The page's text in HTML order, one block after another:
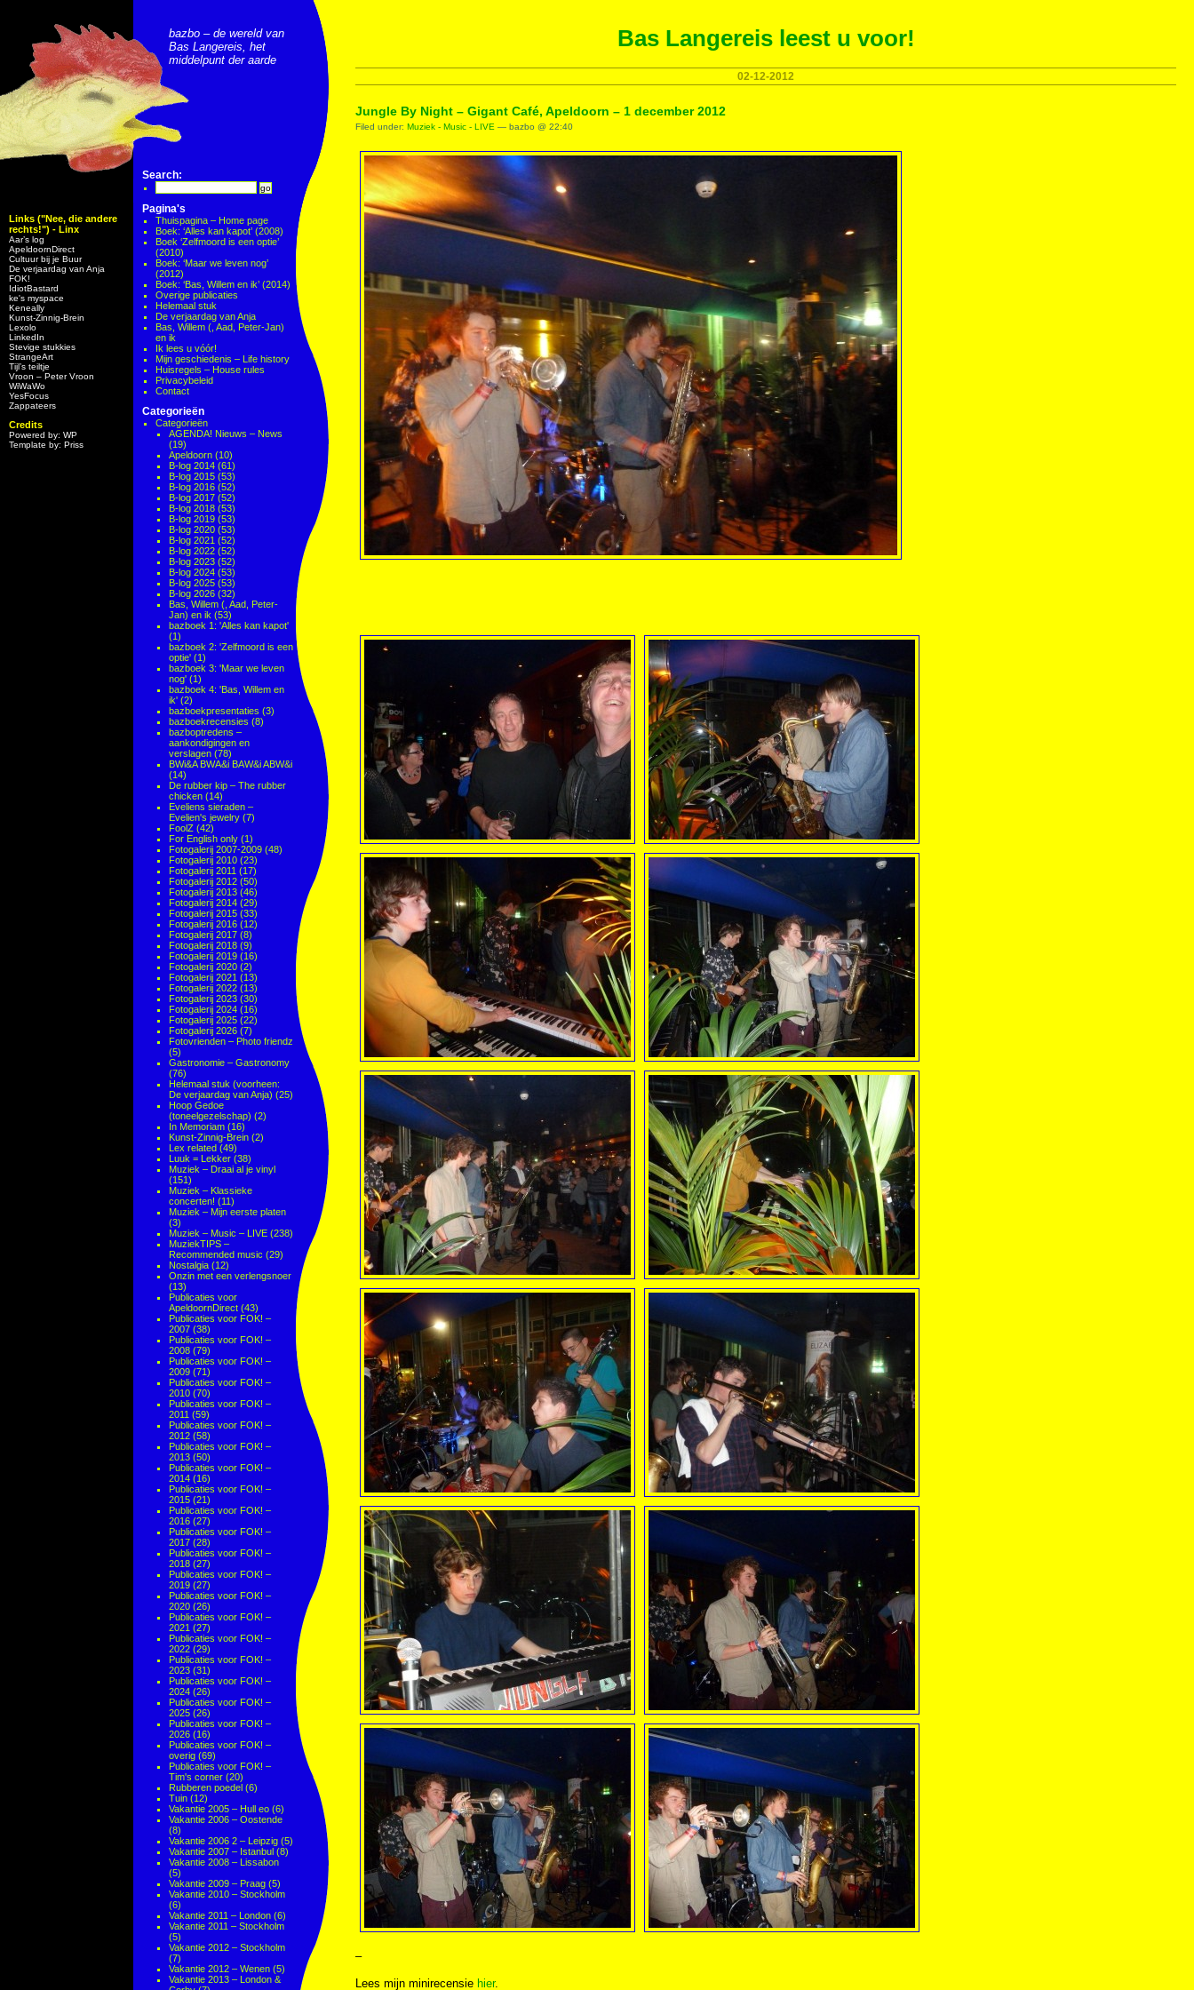
Links ("Nee, die andere
rechts!") - Linx
Aar’s log
ApeldoornDirect
Cultuur bij je Buur
De verjaardag van Anja
FOK!
IdiotBastard
ke's myspace
Keneally
Kunst-Zinnig-Brein
Lexolo
LinkedIn
Stevige stukkies
StrangeArt
Tijl’s teiltje
Vroon – Peter Vroon
WiWaWo
YesFocus
Zappateers
Credits
Powered by: WP
Template by: Priss
bazbo – de wereld van
Bas Langereis, het
middelpunt der aarde
Search:
Pagina's
Thuispagina – Home page
Boek: ‘Alles kan kapot’ (2008)
Boek ‘Zelfmoord is een optie’
(2010)
Boek: ‘Maar we leven nog’
(2012)
Boek: ‘Bas, Willem en ik’ (2014)
Overige publicaties
Helemaal stuk
De verjaardag van Anja
Bas, Willem (, Aad, Peter-Jan)
en ik
Ik lees u vóór!
Mijn geschiedenis – Life history
Huisregels – House rules
Privacybeleid
Contact
Categorieën
Categorieën
AGENDA! Nieuws – News
(19)
Apeldoorn (10)
B-log 2014 (61)
B-log 2015 (53)
B-log 2016 (52)
B-log 2017 (52)
B-log 2018 (53)
B-log 2019 (53)
B-log 2020 (53)
B-log 2021 (52)
B-log 2022 (52)
B-log 2023 (52)
B-log 2024 (53)
B-log 2025 (53)
B-log 2026 (32)
Bas, Willem (, Aad, Peter-
Jan) en ik (53)
bazboek 1: 'Alles kan kapot'
(1)
bazboek 2: 'Zelfmoord is een
optie' (1)
bazboek 3: 'Maar we leven
nog' (1)
bazboek 4: 'Bas, Willem en
ik' (2)
bazboekpresentaties (3)
bazboekrecensies (8)
bazboptredens –
aankondigingen en
verslagen (78)
BWi&A BWA&i BAW&i ABW&i
(14)
De rubber kip – The rubber
chicken (14)
Eveliens sieraden –
Evelien's jewelry (7)
FoolZ (42)
For English only (1)
Fotogalerij 2007-2009 (48)
Fotogalerij 2010 (23)
Fotogalerij 2011 (17)
Fotogalerij 2012 (50)
Fotogalerij 2013 (46)
Fotogalerij 2014 (29)
Fotogalerij 2015 (33)
Fotogalerij 2016 (12)
Fotogalerij 2017 (8)
Fotogalerij 2018 (9)
Fotogalerij 2019 (16)
Fotogalerij 2020 (2)
Fotogalerij 2021 (13)
Fotogalerij 2022 (13)
Fotogalerij 2023 (30)
Fotogalerij 2024 (16)
Fotogalerij 2025 (22)
Fotogalerij 2026 (7)
Fotovrienden – Photo friendz
(5)
Gastronomie – Gastronomy
(76)
Helemaal stuk (voorheen:
De verjaardag van Anja) (25)
Hoop Gedoe
(toneelgezelschap) (2)
In Memoriam (16)
Kunst-Zinnig-Brein (2)
Lex related (49)
Luuk = Lekker (38)
Muziek – Draai al je vinyl
(151)
Muziek – Klassieke
concerten! (11)
Muziek – Mijn eerste platen
(3)
Muziek – Music – LIVE (238)
MuziekTIPS –
Recommended music (29)
Nostalgia (12)
Onzin met een verlengsnoer
(13)
Publicaties voor
ApeldoornDirect (43)
Publicaties voor FOK! –
2007 (38)
Publicaties voor FOK! –
2008 (79)
Publicaties voor FOK! –
2009 (71)
Publicaties voor FOK! –
2010 (70)
Publicaties voor FOK! –
2011 (59)
Publicaties voor FOK! –
2012 (58)
Publicaties voor FOK! –
2013 (50)
Publicaties voor FOK! –
2014 (16)
Publicaties voor FOK! –
2015 (21)
Publicaties voor FOK! –
2016 (27)
Publicaties voor FOK! –
2017 (28)
Publicaties voor FOK! –
2018 (27)
Publicaties voor FOK! –
2019 (27)
Publicaties voor FOK! –
2020 (26)
Publicaties voor FOK! –
2021 (27)
Publicaties voor FOK! –
2022 (29)
Publicaties voor FOK! –
2023 (31)
Publicaties voor FOK! –
2024 (26)
Publicaties voor FOK! –
2025 (26)
Publicaties voor FOK! –
2026 (16)
Publicaties voor FOK! –
overig (69)
Publicaties voor FOK! –
Tim's corner (20)
Rubberen poedel (6)
Tuin (12)
Vakantie 2005 – Hull eo (6)
Vakantie 2006 – Oostende
(8)
Vakantie 2006 2 – Leipzig (5)
Vakantie 2007 – Istanbul (8)
Vakantie 2008 – Lissabon
(5)
Vakantie 2009 – Praag (5)
Vakantie 2010 – Stockholm
(6)
Vakantie 2011 – London (6)
Vakantie 2011 – Stockholm
(5)
Vakantie 2012 – Stockholm
(7)
Vakantie 2012 – Wenen (5)
Vakantie 2013 – London &
Bas Langereis leest u voor!
02-12-2012
Jungle By Night – Gigant Café, Apeldoorn – 1 december 2012
Filed under: Muziek - Music - LIVE — bazbo @ 22:40
–
Lees mijn minirecensie hier.